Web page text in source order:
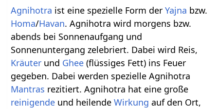
Agnihotra ist eine spezielle Form derYajna bzw.
Homa/Havan. Agnihotra wird morgens bzw.
abends bei Sonnenaufgang und
Sonnenuntergang zelebriert. Dabei wird Reis,
Kräuter und Ghee (flüssiges Fett) ins Feuer
gegeben. Dabei werden spezielle Agnihotra
Mantras rezitiert. Agnihotra hat eine große
reinigende und heilendeWirkung auf den Ort,